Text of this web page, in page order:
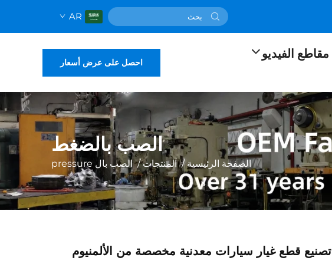
AR
مقاطع الفيديو
احصل على عرض أسعار
الصب بالضغط
الصفحة الرئيسية/المنتجات/الصب بال pressure
تصنيع قطع غيار سيارات معدنية مخصصة من الألمنيوم